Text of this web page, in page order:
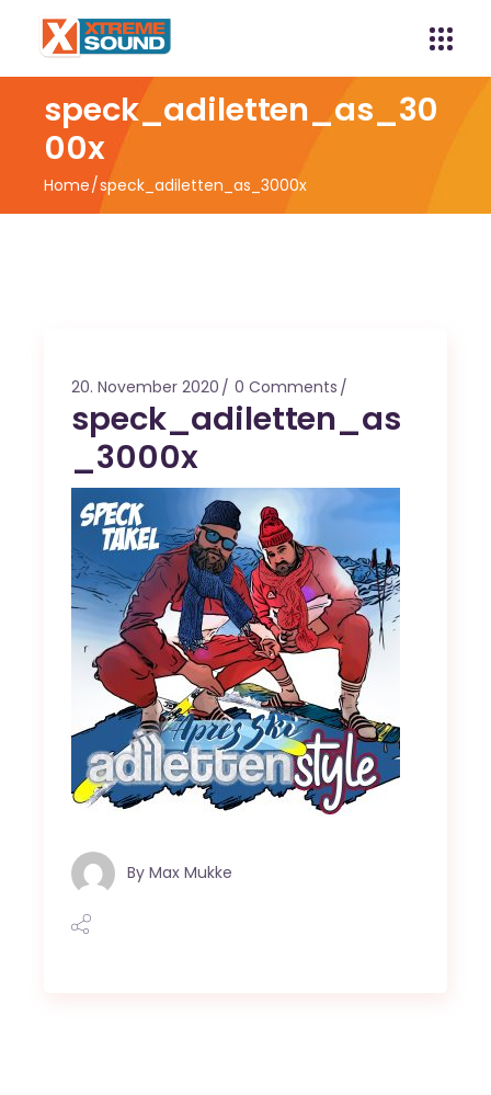
speck_adiletten_as_30
00x
Home speck_adiletten_as_3000x
20. November 2020 0 Comments
speck_adiletten_as
_3000x
By Max Mukke